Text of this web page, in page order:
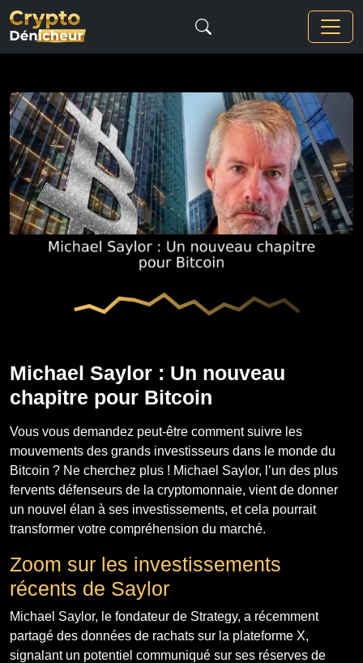
Michael Saylor : Un nouveau
chapitre pour Bitcoin
Vous vous demandez peut-être comment suivre les
mouvements des grands investisseurs dans le monde du
Bitcoin ? Ne cherchez plus ! Michael Saylor, l’un des plus
fervents défenseurs de la cryptomonnaie, vient de donner
un nouvel élan à ses investissements, et cela pourrait
transformer votre compréhension du marché.
Zoom sur les investissements
récents de Saylor
Michael Saylor, le fondateur de Strategy, a récemment
partagé des données de rachats sur la plateforme X,
signalant un potentiel communiqué sur ses réserves de